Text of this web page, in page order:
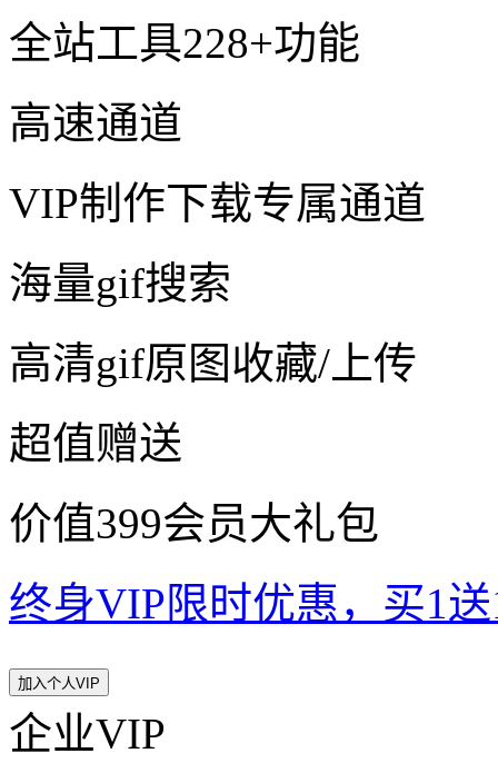
全站工具228+功能
高速通道
VIP制作下载专属通道
海量gif搜索
高清gif原图收藏/上传
超值赠送
价值399会员大礼包
终身VIP限时优惠，买1
加入个人VIP
企业VIP